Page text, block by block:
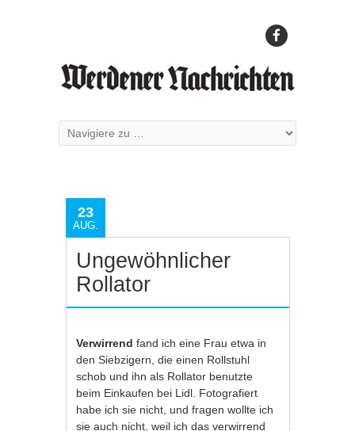
23
AUG.
Ungewöhnlicher
Rollator
Verwirrend fand ich eine Frau etwa in
den Siebzigern, die einen Rollstuhl
schob und ihn als Rollator benutzte
beim Einkaufen bei Lidl. Fotografiert
habe ich sie nicht, und fragen wollte ich
sie auch nicht, weil ich das verwirrend